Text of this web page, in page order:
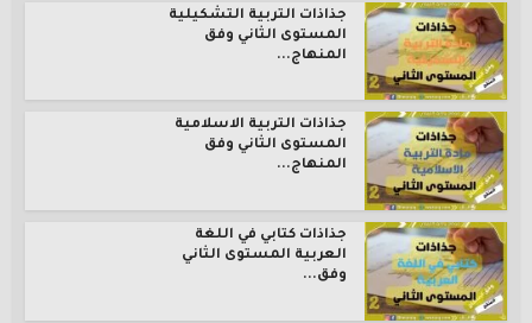
جذاذات التربية التشكيلية
المستوى الثاني وفق
المنهاج...
جذاذات التربية الاسلامية
المستوى الثاني وفق
المنهاج...
جذاذات كتابي في اللغة
العربية المستوى الثاني
وفق...